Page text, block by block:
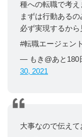
種への転職で考え
まずは行動あるの
必ず実現するから
#転職エージェン
— もき@あと180
30, 2021
大事なので伝えて